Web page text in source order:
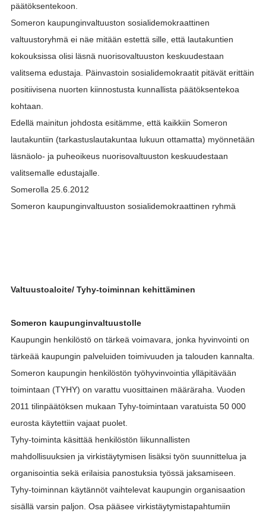
päätöksentekoon.
Someron kaupunginvaltuuston sosialidemokraattinen
valtuustoryhmä ei näe mitään estettä sille, että lautakuntien
kokouksissa olisi läsnä nuorisovaltuuston keskuudestaan
valitsema edustaja. Päinvastoin sosialidemokraatit pitävät erittäin
positiivisena nuorten kiinnostusta kunnallista päätöksentekoa
kohtaan.
Edellä mainitun johdosta esitämme, että kaikkiin Someron
lautakuntiin (tarkastuslautakuntaa lukuun ottamatta) myönnetään
läsnäolo- ja puheoikeus nuorisovaltuuston keskuudestaan
valitsemalle edustajalle.
Somerolla 25.6.2012
Someron kaupunginvaltuuston sosialidemokraattinen ryhmä
Valtuustoaloite/ Tyhy-toiminnan kehittäminen
Someron kaupunginvaltuustolle
Kaupungin henkilöstö on tärkeä voimavara, jonka hyvinvointi on
tärkeää kaupungin palveluiden toimivuuden ja talouden kannalta.
Someron kaupungin henkilöstön työhyvinvointia ylläpitävään
toimintaan (TYHY) on varattu vuosittainen määräraha. Vuoden
2011 tilinpäätöksen mukaan Tyhy-toimintaan varatuista 50 000
eurosta käytettiin vajaat puolet.
Tyhy-toiminta käsittää henkilöstön liikunnallisten
mahdollisuuksien ja virkistäytymisen lisäksi työn suunnittelua ja
organisointia sekä erilaisia panostuksia työssä jaksamiseen.
Tyhy-toiminnan käytännöt vaihtelevat kaupungin organisaation
sisällä varsin paljon. Osa pääsee virkistäytymistapahtumiin